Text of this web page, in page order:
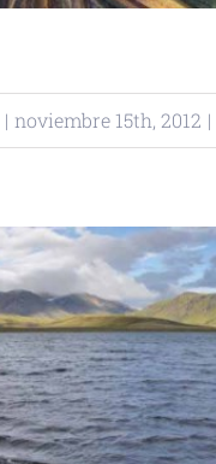
| noviembre 15th, 2012 |